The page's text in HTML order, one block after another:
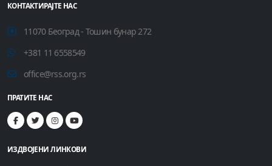
КОНТАКТИРАЈТЕ НАС
11070 Београд - Тошин бунар 272
+381 11 6558549
office@rss.org.rs
ПРАТИТЕ НАС
ИЗДВОЈЕНИ ЛИНКОВИ